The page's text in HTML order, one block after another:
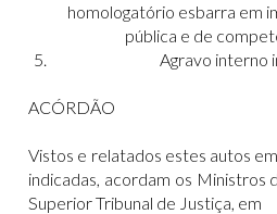
homologatório esbarra em
pública e de
Agravo interno
ACÓRDÃO
Vistos e relatados estes autos
indicadas, acordam os Ministros
Superior Tribunal de Justiça, em